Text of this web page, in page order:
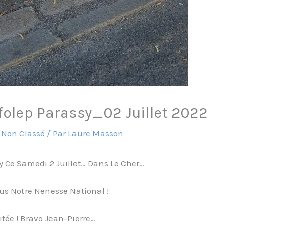
Parassy_02 Juillet 2022
Non Classé / Par Laure Masson
Ce Samedi 2 Juillet… Dans Le Cher…
Notre Nenesse National !
! Bravo Jean-Pierre…